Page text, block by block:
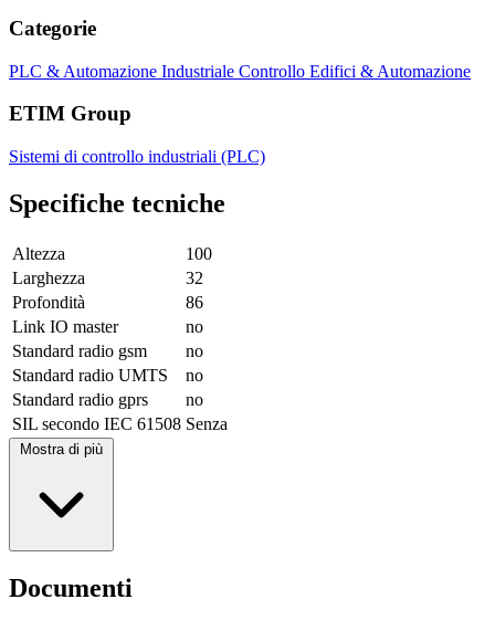
Categorie
PLC & Automazione Industriale Controllo Edifici & Automazione
ETIM Group
Sistemi di controllo industriali (PLC)
Specifiche tecniche
Altezza
100
Larghezza
32
Profondità
86
Link IO master
no
Standard radio gsm
no
Standard radio UMTS
no
Standard radio gprs
no
SIL secondo IEC 61508 Senza
Mostra di più
Documenti